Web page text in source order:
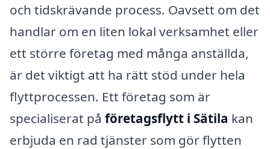
och tidskrävande process. Oavsett om det
handlar om en liten lokal verksamhet eller
ett större företag med många anställda,
är det viktigt att ha rätt stöd under hela
flyttprocessen. Ett företag som är
specialiserat på företagsflytt i Sätila kan
erbjuda en rad tjänster som gör flytten